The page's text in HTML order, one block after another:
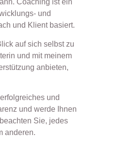
Coaching ist ein
und
und Klient basiert.
auf sich selbst zu
und mit meinem
anbieten,
und
und werde Ihnen
Sie, jedes
anderen.